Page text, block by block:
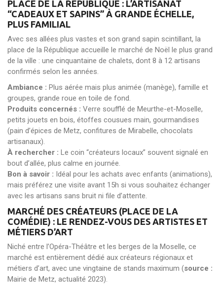
PLACE DE LA RÉPUBLIQUE : L’ARTISANAT
“CADEAUX ET SAPINS” À GRANDE ÉCHELLE,
PLUS FAMILIAL
Avec ses allées plus vastes et son grand sapin scintillant, la
place de la République accueille le marché de Noël le plus grand
de la ville : une cinquantaine de chalets, dont 8 à 12 artisans
confirmés selon les années.
Ambiance : Plus aérée mais plus animée (manège), famille et
groupes, grande roue en toile de fond.
Produits concernés : Verre soufflé de Meurthe-et-Moselle,
petits jouets en bois, étoffes cousues main, gourmandises
(pain d’épices de Metz, confitures de Mirabelle, chocolats
artisanaux).
À rechercher : Le coin “créateurs locaux” souvent signalé en
bout d’allée, plus calme en journée.
Bon à savoir : Idéal pour les achats avec enfants (animations),
mais préférez une visite avant 15h si vous souhaitez échanger
avec les artisans sans bruit ni file d’attente.
MARCHÉ DES CRÉATEURS (PLACE DE LA
COMÉDIE) : LE RENDEZ-VOUS DES ARTISTES ET
MÉTIERS D’ART
Niché entre l’Opéra-Théâtre et les berges de la Moselle, ce
marché est entièrement dédié aux créateurs régionaux et
métiers d’art, avec une vingtaine de stands maximum (source :
Mairie de Metz, actualité 2023).